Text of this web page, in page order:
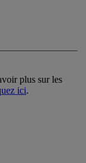
plus sur les
ici.